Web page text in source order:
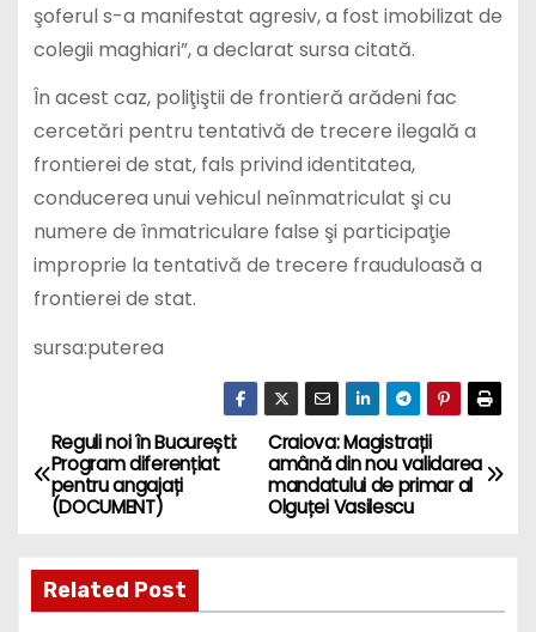
şoferul s-a manifestat agresiv, a fost imobilizat de
colegii maghiari”, a declarat sursa citată.
În acest caz, poliţiştii de frontieră arădeni fac
cercetări pentru tentativă de trecere ilegală a
frontierei de stat, fals privind identitatea,
conducerea unui vehicul neînmatriculat şi cu
numere de înmatriculare false şi participaţie
improprie la tentativă de trecere frauduloasă a
frontierei de stat.
sursa:puterea
P
o
t
Craiova: Magistrații
amână din nou validarea
mandatului de primar al
Olguței Vasilescu
Reguli noi în București:
Program diferențiat
pentru angajați
(DOCUMENT)
Related Post